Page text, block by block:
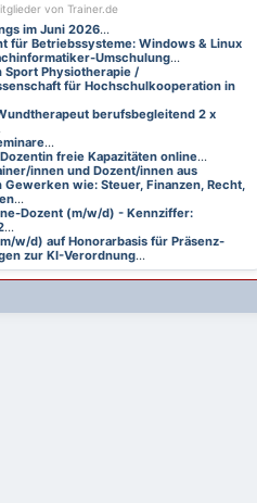
von Trainer.de
im Juni 2026...
für Betriebssysteme: Windows & Linux
Umschulung...
Sport Physiotherapie /
für Hochschulkooperation in
berufsbegleitend 2 x
...
freie Kapazitäten online...
innen und Dozent/innen aus
wie: Steuer, Finanzen, Recht,
...
Dozent (m/w/d) - Kennziffer:
...
w/d) auf Honorarbasis für Präsenz-
zur KI-Verordnung...